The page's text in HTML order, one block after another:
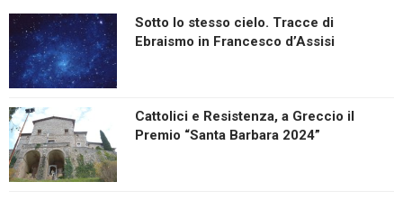
Sotto lo stesso cielo. Tracce di
Ebraismo in Francesco d’Assisi
Cattolici e Resistenza, a Greccio il
Premio “Santa Barbara 2024”